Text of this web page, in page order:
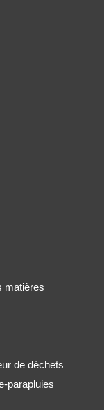
matières
de déchets
parapluies